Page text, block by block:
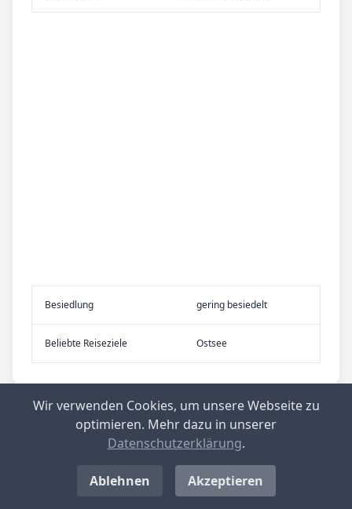
Be­sied­lung gering besiedelt
Be­lieb­te Rei­se­zie­le Ostsee
Nachrichten aus Schashagen
Wir verwenden Cookies, um unsere Webseite zu
optimieren. Mehr dazu in unserer
Datenschutzerklärung.
Ablehnen Akzeptieren